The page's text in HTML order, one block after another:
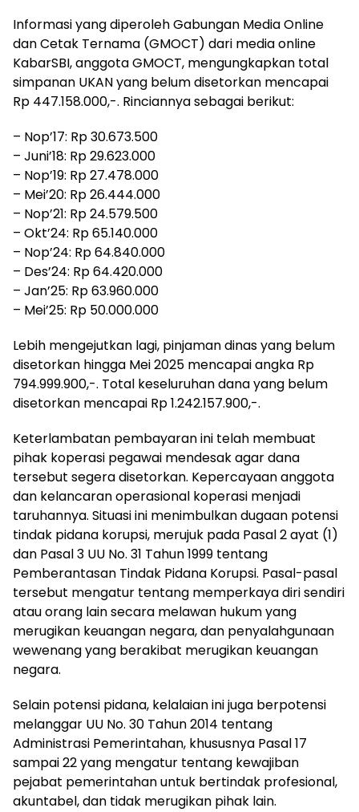
Informasi yang diperoleh Gabungan Media Online
dan Cetak Ternama (GMOCT) dari media online
KabarSBI, anggota GMOCT, mengungkapkan total
simpanan UKAN yang belum disetorkan mencapai
Rp 447.158.000,-. Rinciannya sebagai berikut:
– Nop’17: Rp 30.673.500
– Juni’18: Rp 29.623.000
– Nop’19: Rp 27.478.000
– Mei’20: Rp 26.444.000
– Nop’21: Rp 24.579.500
– Okt’24: Rp 65.140.000
– Nop’24: Rp 64.840.000
– Des’24: Rp 64.420.000
– Jan’25: Rp 63.960.000
– Mei’25: Rp 50.000.000
Lebih mengejutkan lagi, pinjaman dinas yang belum
disetorkan hingga Mei 2025 mencapai angka Rp
794.999.900,-. Total keseluruhan dana yang belum
disetorkan mencapai Rp 1.242.157.900,-.
Keterlambatan pembayaran ini telah membuat
pihak koperasi pegawai mendesak agar dana
tersebut segera disetorkan. Kepercayaan anggota
dan kelancaran operasional koperasi menjadi
taruhannya. Situasi ini menimbulkan dugaan potensi
tindak pidana korupsi, merujuk pada Pasal 2 ayat (1)
dan Pasal 3 UU No. 31 Tahun 1999 tentang
Pemberantasan Tindak Pidana Korupsi. Pasal-pasal
tersebut mengatur tentang memperkaya diri sendiri
atau orang lain secara melawan hukum yang
merugikan keuangan negara, dan penyalahgunaan
wewenang yang berakibat merugikan keuangan
negara.
Selain potensi pidana, kelalaian ini juga berpotensi
melanggar UU No. 30 Tahun 2014 tentang
Administrasi Pemerintahan, khususnya Pasal 17
sampai 22 yang mengatur tentang kewajiban
pejabat pemerintahan untuk bertindak profesional,
akuntabel, dan tidak merugikan pihak lain.